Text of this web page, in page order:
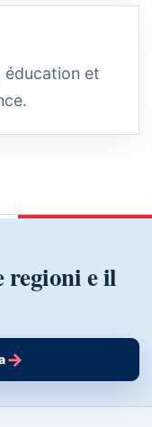
éducation et
regioni e il
→